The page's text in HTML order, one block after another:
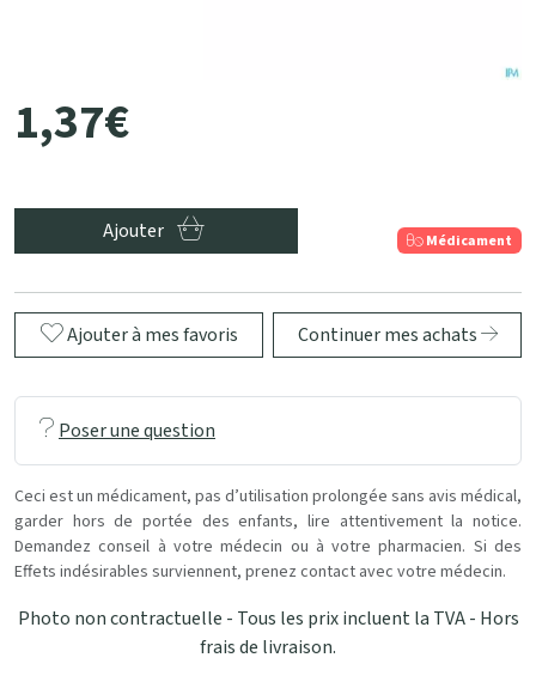
1,37€
Ajouter Médicament
Ajouter à mes favoris Continuer mes achats
Poser une question
Ceci est un médicament, pas d’utilisation prolongée sans avis médical,
garder hors de portée des enfants, lire attentivement la notice.
Demandez conseil à votre médecin ou à votre pharmacien. Si des
Effets indésirables surviennent, prenez contact avec votre médecin.
Photo non contractuelle - Tous les prix incluent la TVA - Hors
frais de livraison.